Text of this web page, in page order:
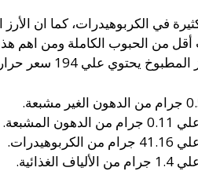
في الكربوهيدرات، كما ان
من الحبوب الكاملة ومن اهم هذة